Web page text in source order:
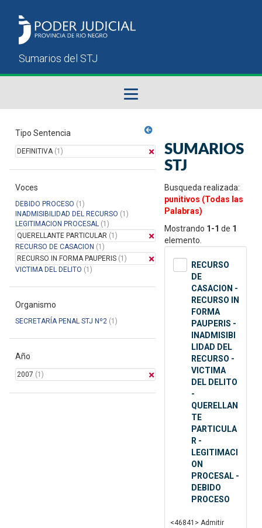
Sumarios del STJ
Manual del Usuario
Tipo Sentencia
DEFINITIVA(1)
Voces
DEBIDO PROCESO (1)
INADMISIBILIDAD DEL RECURSO (1)
LEGITIMACION PROCESAL (1)
QUERELLANTE PARTICULAR (1)
RECURSO DE CASACION (1)
RECURSO IN FORMA PAUPERIS (1)
VICTIMA DEL DELITO (1)
Organismo
SECRETARÍA PENAL STJ Nº2 (1)
Año
2007 (1)
SUMARIOS
STJ
Busqueda realizada:
punitivos (Todas las
Palabras)
Mostrando 1-1 de 1
elemento.
RECURSO
DE
CASACION -
RECURSO IN
FORMA
PAUPERIS -
INADMISIBI
LIDAD DEL
RECURSO -
VICTIMA
DEL DELITO
-
QUERELLAN
TE
PARTICULA
R -
LEGITIMACI
ON
PROCESAL -
DEBIDO
PROCESO
<46841> Admitir